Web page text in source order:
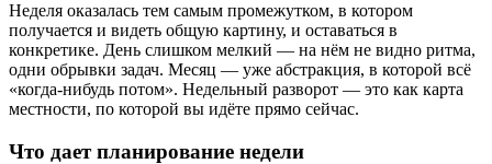
Неделя оказалась тем самым промежутком, в котором
получается и видеть общую картину, и оставаться в
конкретике. День слишком мелкий — на нём не видно ритма,
одни обрывки задач. Месяц — уже абстракция, в которой всё
«когда-нибудь потом». Недельный разворот — это как карта
местности, по которой вы идёте прямо сейчас.
Что дает планирование недели